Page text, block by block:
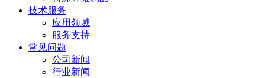
技术服务
应用领域
服务支持
常见问题
公司新闻
行业新闻